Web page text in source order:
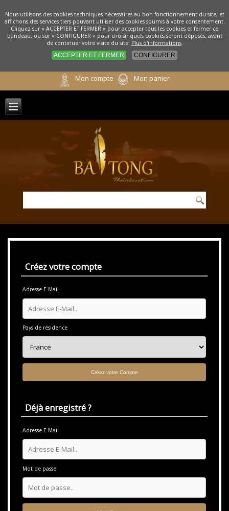
Mon compte Mon panier
Créez votre compte
Adresse E-Mail
Pays de résidence
Déjà enregistré ?
Adresse E-Mail
Mot de passe
Nous utilisons des cookies techniques nécessaires au bon fonctionnement du site, et
affichons des services tiers pouvant utiliser des cookies soumis à votre consentement.
Cliquez sur « ACCEPTER ET FERMER » pour accepter tous les cookies et fermer ce
bandeau, ou sur « CONFIGURER » pour choisir quels cookies seront déposés, avant
de continuer votre visite du site. Plus d'informations.
ACCEPTER ET FERMER
CONFIGURER